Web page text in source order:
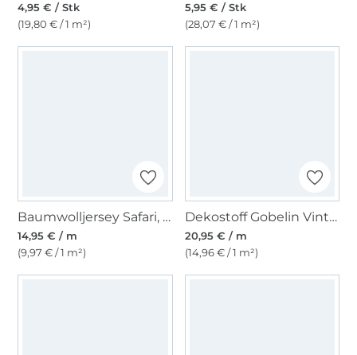
4,95 € / Stk
(19,80 € / 1 m²)
5,95 € / Stk
(28,07 € / 1 m²)
Baumwolljersey Safari, wollweiß
14,95 € / m
(9,97 € / 1 m²)
Dekostoff Gobelin Vintage
20,95 € / m
(14,96 € / 1 m²)